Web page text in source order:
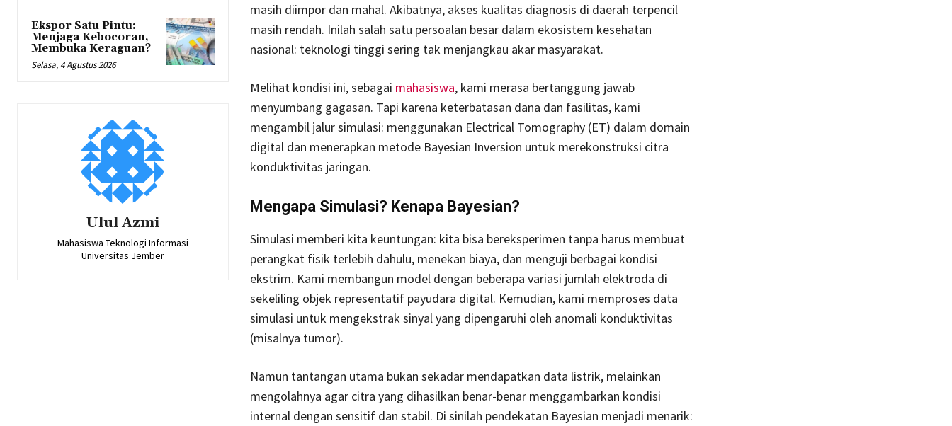
Ekspor Satu Pintu:
Menjaga Kebocoran,
Membuka Keraguan?
Selasa, 4 Agustus 2026
Ulul Azmi
Mahasiswa Teknologi Informasi
Universitas Jember
masih diimpor dan mahal. Akibatnya, akses kualitas diagnosis di daerah terpencil
masih rendah. Inilah salah satu persoalan besar dalam ekosistem kesehatan
nasional: teknologi tinggi sering tak menjangkau akar masyarakat.
Melihat kondisi ini, sebagai mahasiswa, kami merasa bertanggung jawab
menyumbang gagasan. Tapi karena keterbatasan dana dan fasilitas, kami
mengambil jalur simulasi: menggunakan Electrical Tomography (ET) dalam domain
digital dan menerapkan metode Bayesian Inversion untuk merekonstruksi citra
konduktivitas jaringan.
Mengapa Simulasi? Kenapa Bayesian?
Simulasi memberi kita keuntungan: kita bisa bereksperimen tanpa harus membuat
perangkat fisik terlebih dahulu, menekan biaya, dan menguji berbagai kondisi
ekstrim. Kami membangun model dengan beberapa variasi jumlah elektroda di
sekeliling objek representatif payudara digital. Kemudian, kami memproses data
simulasi untuk mengekstrak sinyal yang dipengaruhi oleh anomali konduktivitas
(misalnya tumor).
Namun tantangan utama bukan sekadar mendapatkan data listrik, melainkan
mengolahnya agar citra yang dihasilkan benar-benar menggambarkan kondisi
internal dengan sensitif dan stabil. Di sinilah pendekatan Bayesian menjadi menarik: